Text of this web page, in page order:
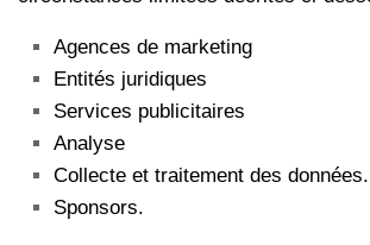
Agences de marketing
Entités juridiques
Services publicitaires
Analyse
Collecte et traitement des données.
Sponsors.